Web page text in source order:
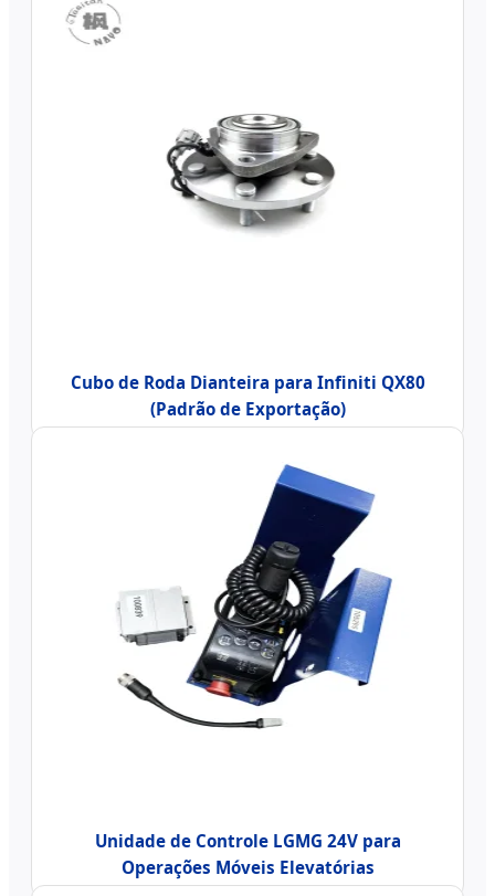
Cubo de Roda Dianteira para Infiniti QX80
(Padrão de Exportação)
Unidade de Controle LGMG 24V para
Operações Móveis Elevatórias